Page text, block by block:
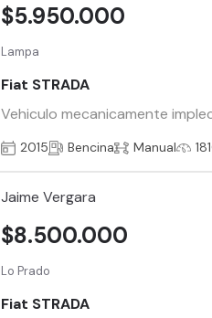
Lampa
Fiat STRADA
Vehiculo mecanicamente
$5.950.000
2015 Bencina Manual
Jaime Vergara
Lo Prado
Fiat STRADA
$8.500.000